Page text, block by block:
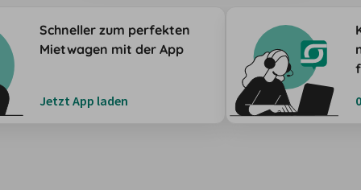
Schneller zum perfekten
Mietwagen mit der App
Jetzt App laden